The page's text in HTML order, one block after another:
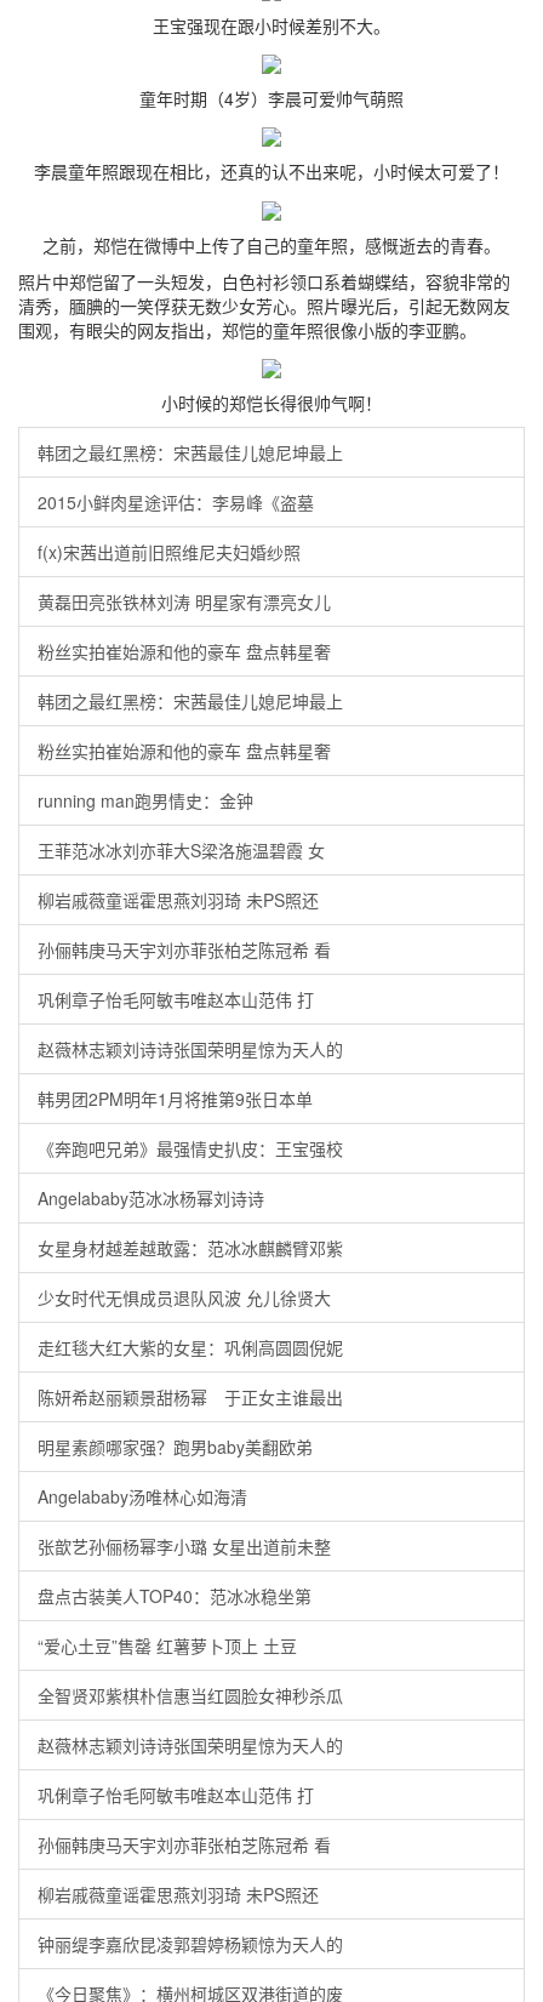
王宝强现在跟小时候差别不大。
童年时期（4岁）李晨可爱帅气萌照
李晨童年照跟现在相比，还真的认不出来呢，小时候太可爱了！
之前，郑恺在微博中上传了自己的童年照，感慨逝去的青春。
照片中郑恺留了一头短发，白色衬衫领口系着蝴蝶结，容貌非常的
清秀，腼腆的一笑俘获无数少女芳心。照片曝光后，引起无数网友
围观，有眼尖的网友指出，郑恺的童年照很像小版的李亚鹏。
小时候的郑恺长得很帅气啊！
韩团之最红黑榜：宋茜最佳儿媳尼坤最上
2015小鲜肉星途评估：李易峰《盗墓
f(x)宋茜出道前旧照维尼夫妇婚纱照
黄磊田亮张铁林刘涛 明星家有漂亮女儿
粉丝实拍崔始源和他的豪车 盘点韩星奢
韩团之最红黑榜：宋茜最佳儿媳尼坤最上
粉丝实拍崔始源和他的豪车 盘点韩星奢
running man跑男情史：金钟
王菲范冰冰刘亦菲大S梁洛施温碧霞 女
柳岩戚薇童谣霍思燕刘羽琦 未PS照还
孙俪韩庚马天宇刘亦菲张柏芝陈冠希 看
巩俐章子怡毛阿敏韦唯赵本山范伟 打
赵薇林志颖刘诗诗张国荣明星惊为天人的
韩男团2PM明年1月将推第9张日本单
《奔跑吧兄弟》最强情史扒皮：王宝强校
Angelababy范冰冰杨幂刘诗诗
女星身材越差越敢露：范冰冰麒麟臂邓紫
少女时代无惧成员退队风波 允儿徐贤大
走红毯大红大紫的女星：巩俐高圆圆倪妮
陈妍希赵丽颖景甜杨幂 于正女主谁最出
明星素颜哪家强？跑男baby美翻欧弟
Angelababy汤唯林心如海清
张歆艺孙俪杨幂李小璐 女星出道前未整
盘点古装美人TOP40：范冰冰稳坐第
“爱心土豆”售罄 红薯萝卜顶上 土豆
全智贤邓紫棋朴信惠当红圆脸女神秒杀瓜
赵薇林志颖刘诗诗张国荣明星惊为天人的
巩俐章子怡毛阿敏韦唯赵本山范伟 打
孙俪韩庚马天宇刘亦菲张柏芝陈冠希 看
柳岩戚薇童谣霍思燕刘羽琦 未PS照还
钟丽缇李嘉欣昆凌郭碧婷杨颖惊为天人的
《今日聚焦》：横州柯城区双港街道的废